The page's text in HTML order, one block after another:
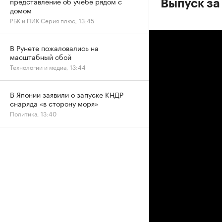
Выпуск
домом
РБК и ПИК Серия плюс, 13:45
В Рунете пожаловались на
масштабный сбой
Технологии и медиа, 13:44
В Японии заявили о запуске КНДР
снаряда «в сторону моря»
Политика, 13:40